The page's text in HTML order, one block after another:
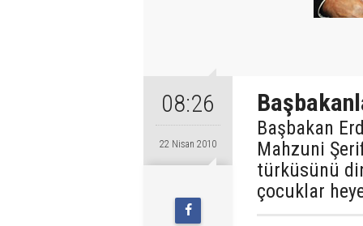
08:26
22 Nisan 2010
Başbakan
Mahzuni
türküsünü
çocuklar